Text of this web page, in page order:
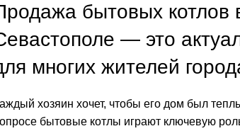
бытовых котлов
— это
многих жителей
хозяин хочет, чтобы его дом был
бытовые котлы играют ключевую